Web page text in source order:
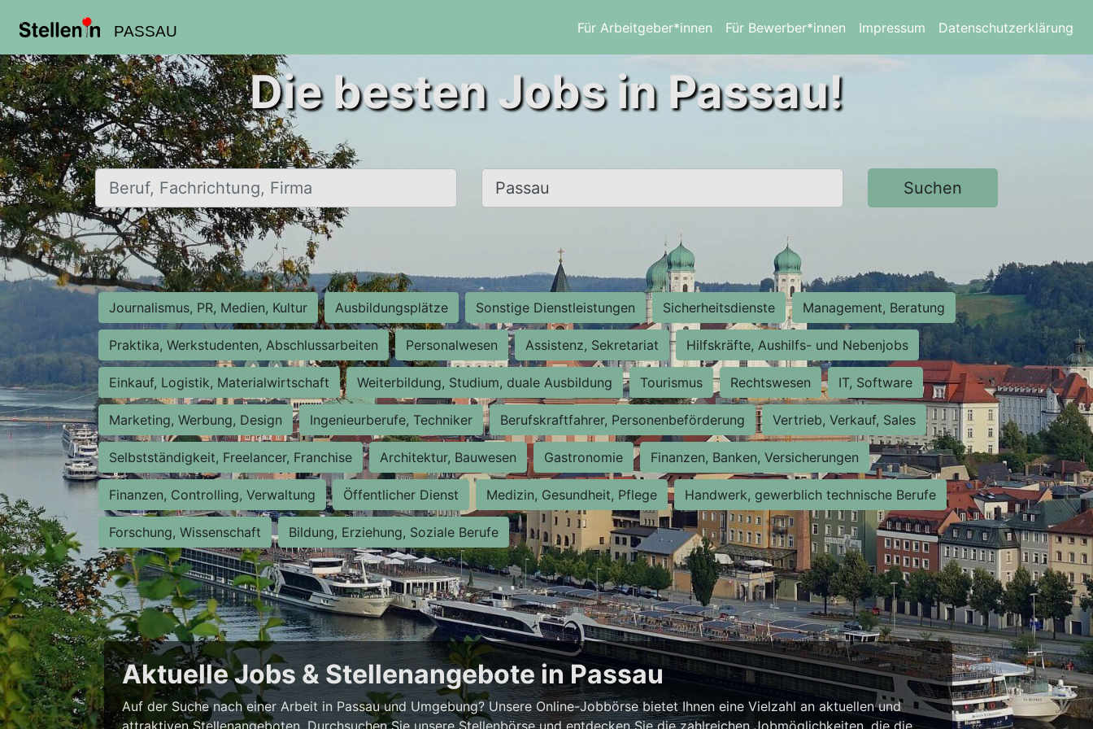
PASSAU Für Arbeitgeber*innen Für Bewerber*innen Impressum Datenschutzerklärung
Die besten Jobs in Passau!
Beruf, Fachrichtung, Firma Ort, Stadt Suchen
Journalismus, PR, Medien, Kultur Ausbildungsplätze Sonstige Dienstleistungen Sicherheitsdienste Management, Beratung
Praktika, Werkstudenten, Abschlussarbeiten Personalwesen Assistenz, Sekretariat Hilfskräfte, Aushilfs- und Nebenjobs
Einkauf, Logistik, Materialwirtschaft Weiterbildung, Studium, duale Ausbildung Tourismus Rechtswesen IT, Software
Marketing, Werbung, Design Ingenieurberufe, Techniker Berufskraftfahrer, Personenbeförderung Vertrieb, Verkauf, Sales
Selbstständigkeit, Freelancer, Franchise Architektur, Bauwesen Gastronomie Finanzen, Banken, Versicherungen
Finanzen, Controlling, Verwaltung Öffentlicher Dienst Medizin, Gesundheit, Pflege Handwerk, gewerblich technische Berufe
Forschung, Wissenschaft Bildung, Erziehung, Soziale Berufe
Aktuelle Jobs & Stellenangebote in Passau
Auf der Suche nach einer Arbeit in Passau und Umgebung? Unsere Online-Jobbörse bietet Ihnen eine Vielzahl an aktuellen und